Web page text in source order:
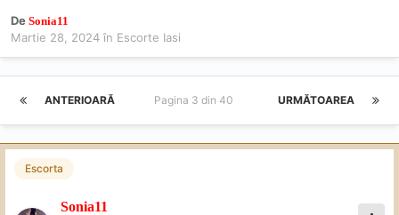
De Sonia11
Martie 28, 2024 în Escorte Iasi
ANTERIOARĂ URMĂTOAREA
Pagina 3 din 40
Escorta
Sonia11